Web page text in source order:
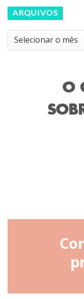
ARQUIVOS
Arquivos
O